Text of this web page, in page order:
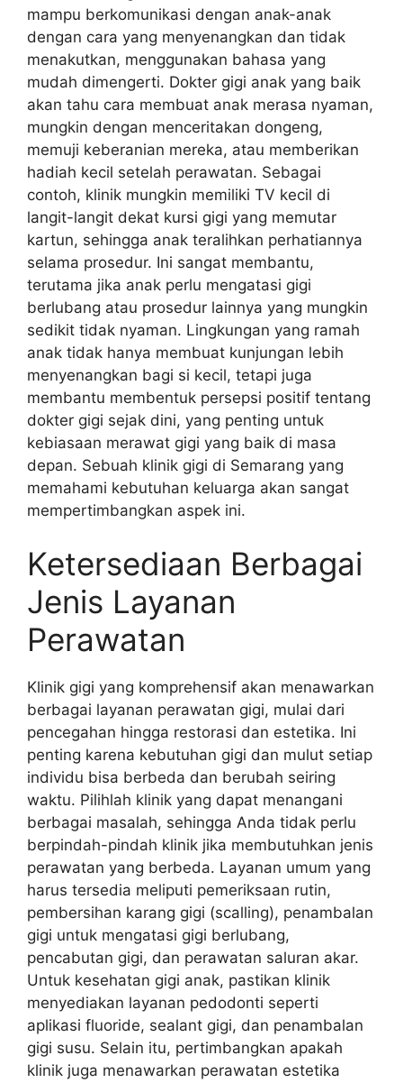
mampu berkomunikasi dengan anak-anak
dengan cara yang menyenangkan dan tidak
menakutkan, menggunakan bahasa yang
mudah dimengerti. Dokter gigi anak yang baik
akan tahu cara membuat anak merasa nyaman,
mungkin dengan menceritakan dongeng,
memuji keberanian mereka, atau memberikan
hadiah kecil setelah perawatan. Sebagai
contoh, klinik mungkin memiliki TV kecil di
langit-langit dekat kursi gigi yang memutar
kartun, sehingga anak teralihkan perhatiannya
selama prosedur. Ini sangat membantu,
terutama jika anak perlu mengatasi gigi
berlubang atau prosedur lainnya yang mungkin
sedikit tidak nyaman. Lingkungan yang ramah
anak tidak hanya membuat kunjungan lebih
menyenangkan bagi si kecil, tetapi juga
membantu membentuk persepsi positif tentang
dokter gigi sejak dini, yang penting untuk
kebiasaan merawat gigi yang baik di masa
depan. Sebuah klinik gigi di Semarang yang
memahami kebutuhan keluarga akan sangat
mempertimbangkan aspek ini.
Ketersediaan Berbagai
Jenis Layanan
Perawatan
Klinik gigi yang komprehensif akan menawarkan
berbagai layanan perawatan gigi, mulai dari
pencegahan hingga restorasi dan estetika. Ini
penting karena kebutuhan gigi dan mulut setiap
individu bisa berbeda dan berubah seiring
waktu. Pilihlah klinik yang dapat menangani
berbagai masalah, sehingga Anda tidak perlu
berpindah-pindah klinik jika membutuhkan jenis
perawatan yang berbeda. Layanan umum yang
harus tersedia meliputi pemeriksaan rutin,
pembersihan karang gigi (scalling), penambalan
gigi untuk mengatasi gigi berlubang,
pencabutan gigi, dan perawatan saluran akar.
Untuk kesehatan gigi anak, pastikan klinik
menyediakan layanan pedodonti seperti
aplikasi fluoride, sealant gigi, dan penambalan
gigi susu. Selain itu, pertimbangkan apakah
klinik juga menawarkan perawatan estetika